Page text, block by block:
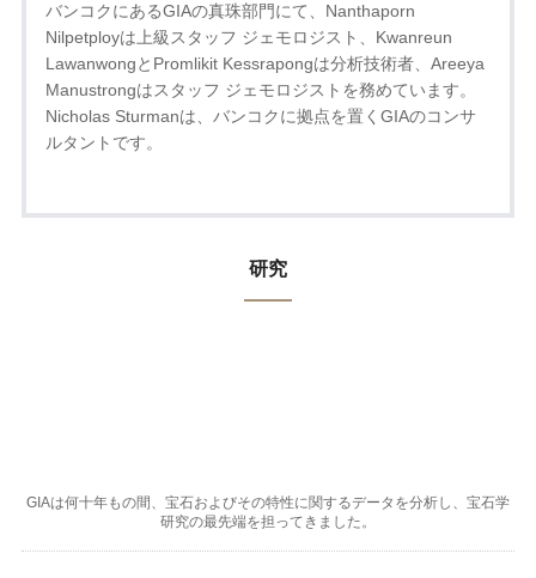
バンコクにあるGIAの真珠部門にて、Nanthaporn
Nilpetployは上級スタッフ ジェモロジスト、Kwanreun
LawanwongとPromlikit Kessrapongは分析技術者、Areeya
Manustrongはスタッフ ジェモロジストを務めています。
Nicholas Sturmanは、バンコクに拠点を置くGIAのコンサ
ルタントです。
研究
GIAは何十年もの間、宝石およびその特性に関するデータを分析し、宝石学
研究の最先端を担ってきました。